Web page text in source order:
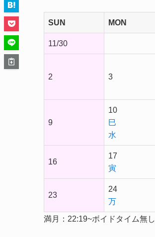
SUN MON
11/30
2 3
9
10
巳
水
16
17
寅
23
24
万
満月：22:19~ボイドタイム無し